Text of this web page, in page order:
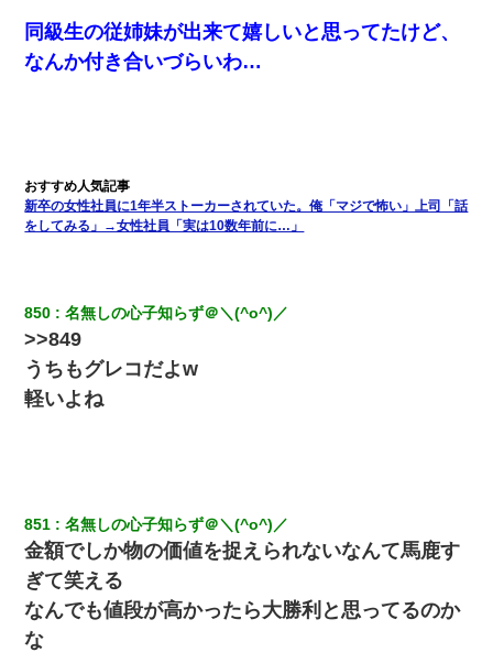
【衝撃】嫁父の会社に勤続１０年、手取り１４万 → 俺「２２万も
らえる会社から誘われた。転職したい」義父「クビ！（激怒」嫁
「離婚！（激怒」
【画像】女の子「お母さん！！私ようやくファッションモデルに
選ばれたの！絶対見に来てね！」→悲しい結果がこれ・・・
反論をしてみた
朝起きたら嫁がいなかった。俺（嫁も嫁実家も電話に出ない…不
安だ）→ 仕事を早退して帰宅すると、嫁と嫁両親と知らない男が
２人・・・
見合いにて。嫁「はじめまして」俺「失礼ですが○○さんご本人で
すか？」
高1のとき男に襲われ、不妊の叔母に頼まれて出産。→叔母夫婦が
養子縁組してアメリカに子供を連れ帰った。→9・11で叔母夫婦が
亡くなってしまい…
同級生の従姉妹が出来て嬉しいと思ってたけど、
なんか付き合いづらいわ…
新卒の女性社員に1年半ストーカーされていた。俺「マジで怖い」上司「話
をしてみる」→女性社員「実は10数年前に…」
850 名無しの心子知らず＠＼(^o^)／
>>849
うちもグレコだよw
軽いよね
851 名無しの心子知らず＠＼(^o^)／
金額でしか物の価値を捉えられないなんて馬鹿す
ぎて笑える
なんでも値段が高かったら大勝利と思ってるのか
な